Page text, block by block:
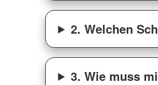
2. Welchen
3. Wie muss